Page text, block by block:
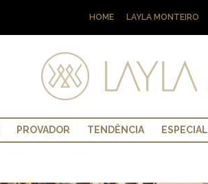
HOME LAYLA MONTEIRO
PROVADOR TENDÊNCIA ESPECIAL